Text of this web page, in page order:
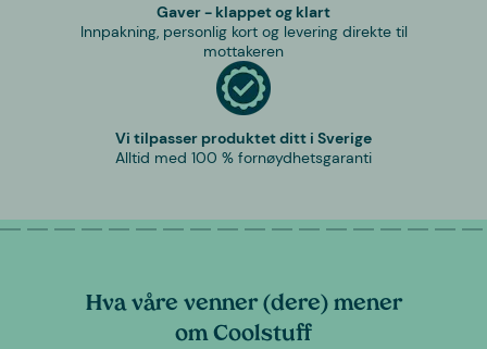
Gaver - klappet og klart
Innpakning, personlig kort og levering direkte til
mottakeren
Vi tilpasser produktet ditt i Sverige
Alltid med 100 % fornøydhetsgaranti
Hva våre venner (dere) mener
om Coolstuff